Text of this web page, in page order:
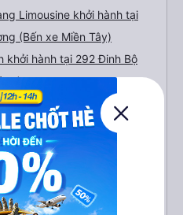
Limousine khởi hành tại
(Bến xe Miền Tây)
khởi hành tại 292 Đinh Bộ
hành tại 395 Kinh Dương
khởi hành tại 75 Đ. Số 13
Express khởi hành tại 39 -